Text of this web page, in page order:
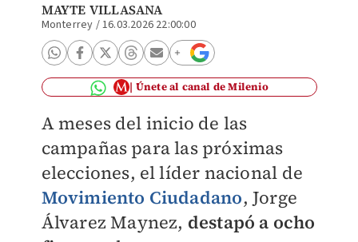
MAYTE VILLASANA
Monterrey /16.03.2026 22:00:00
Únete al canal de Milenio
A meses del inicio de las
campañas para las próximas
elecciones, el líder nacional de
Movimiento Ciudadano, Jorge
Álvarez Maynez, destapó a ocho